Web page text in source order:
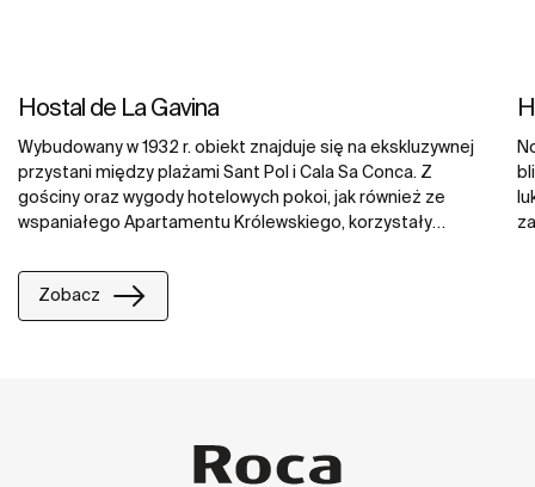
Hostal de La Gavina
Wybudowany w 1932 r. obiekt znajduje się na ekskluzywnej
przystani między plażami Sant Pol i Cala Sa Conca. Z
gościny oraz wygody hotelowych pokoi, jak również ze
wspaniałego Apartamentu Królewskiego, korzystały
dystyngowanych europejskich rodzin królewskich. Goście
mają do dyspozycji liczne prestiżowe usługi, takie jak Spa
oraz Kanebo Beauty Club. Łazienki w La Gavina zostały
Zobacz